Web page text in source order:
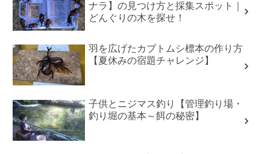
ナラ】の見つけ方と採集スポット｜
どんぐりの木を探せ！
羽を広げたカブトムシ標本の作り方
【夏休みの宿題チャレンジ】
子供とニジマス釣り【管理釣り場・
釣り堀の基本～餌の秘密】